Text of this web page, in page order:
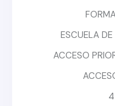
ESCUELA
ACCESO